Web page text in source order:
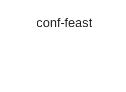
conf-feast